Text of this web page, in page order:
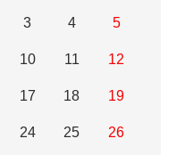
3 4 5
10 11 12
17 18 19
24 25 26